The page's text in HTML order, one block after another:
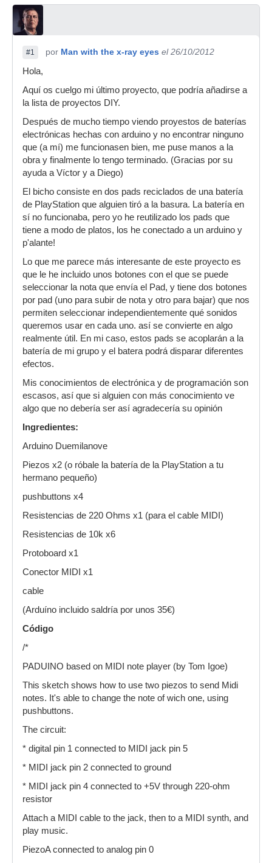
#1 por Man with the x-ray eyes el 26/10/2012
Hola,
Aquí os cuelgo mi último proyecto, que podría añadirse a
la lista de proyectos DIY.
Después de mucho tiempo viendo proyestos de baterías
electrónicas hechas con arduino y no encontrar ninguno
que (a mí) me funcionasen bien, me puse manos a la
obra y finalmente lo tengo terminado. (Gracias por su
ayuda a Víctor y a Diego)
El bicho consiste en dos pads reciclados de una batería
de PlayStation que alguien tiró a la basura. La batería en
sí no funcionaba, pero yo he reutilizado los pads que
tiene a modo de platos, los he conectado a un arduino y
p'alante!
Lo que me parece más interesante de este proyecto es
que le he incluido unos botones con el que se puede
seleccionar la nota que envía el Pad, y tiene dos botones
por pad (uno para subir de nota y otro para bajar) que nos
permiten seleccionar independientemente qué sonidos
queremos usar en cada uno. así se convierte en algo
realmente útil. En mi caso, estos pads se acoplarán a la
batería de mi grupo y el batera podrá disparar diferentes
efectos.
Mis conocimientos de electrónica y de programación son
escasos, así que si alguien con más conocimiento ve
algo que no debería ser así agradecería su opinión
Ingredientes:
Arduino Duemilanove
Piezos x2 (o róbale la batería de la PlayStation a tu
hermano pequeño)
pushbuttons x4
Resistencias de 220 Ohms x1 (para el cable MIDI)
Resistencias de 10k x6
Protoboard x1
Conector MIDI x1
cable
(Arduíno incluido saldría por unos 35€)
Código
/*
PADUINO based on MIDI note player (by Tom Igoe)
This sketch shows how to use two piezos to send Midi
notes. It's able to change the note of wich one, using
pushbuttons.
The circuit:
* digital pin 1 connected to MIDI jack pin 5
* MIDI jack pin 2 connected to ground
* MIDI jack pin 4 connected to +5V through 220-ohm
resistor
Attach a MIDI cable to the jack, then to a MIDI synth, and
play music.
PiezoA connected to analog pin 0